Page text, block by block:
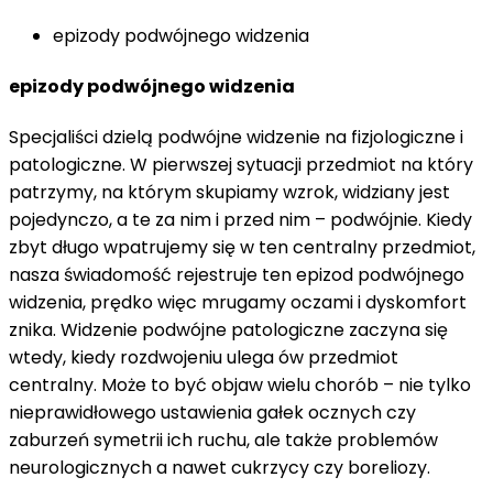
epizody podwójnego widzenia
epizody podwójnego widzenia
Specjaliści dzielą podwójne widzenie na fizjologiczne i
patologiczne. W pierwszej sytuacji przedmiot na który
patrzymy, na którym skupiamy wzrok, widziany jest
pojedynczo, a te za nim i przed nim – podwójnie. Kiedy
zbyt długo wpatrujemy się w ten centralny przedmiot,
nasza świadomość rejestruje ten epizod podwójnego
widzenia, prędko więc mrugamy oczami i dyskomfort
znika. Widzenie podwójne patologiczne zaczyna się
wtedy, kiedy rozdwojeniu ulega ów przedmiot
centralny. Może to być objaw wielu chorób – nie tylko
nieprawidłowego ustawienia gałek ocznych czy
zaburzeń symetrii ich ruchu, ale także problemów
neurologicznych a nawet cukrzycy czy boreliozy.